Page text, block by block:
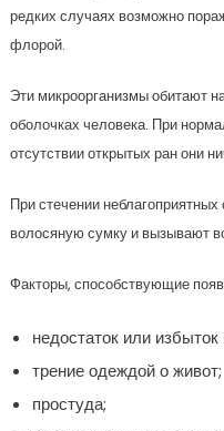
редких случаях возможно
флорой.
Эти микроорганизмы обитают
оболочках человека. При
отсутствии открытых ран они
При стечении
волосяную сумку и вызывают
Факторы, способствующие
недостаток или избыток
трение одеждой о живот;
простуда;